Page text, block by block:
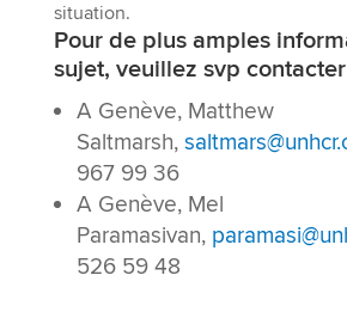
situation.
Pour de plus amples
sujet, veuillez svp
A Genève, Matthew
Saltmarsh,
967 99 36
A Genève, Mel
Paramasivan,
526 59 48